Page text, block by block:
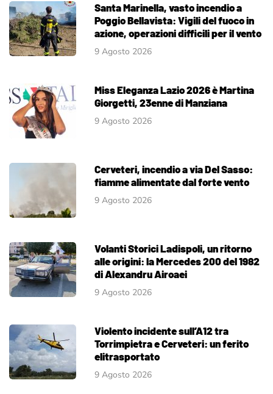
Santa Marinella, vasto incendio a
Poggio Bellavista: Vigili del fuoco in
azione, operazioni difficili per il vento
9 Agosto 2026
Miss Eleganza Lazio 2026 è Martina
Giorgetti, 23enne di Manziana
9 Agosto 2026
Cerveteri, incendio a via Del Sasso:
fiamme alimentate dal forte vento
9 Agosto 2026
Volanti Storici Ladispoli, un ritorno
alle origini: la Mercedes 200 del 1982
di Alexandru Airoaei
9 Agosto 2026
Violento incidente sull’A12 tra
Torrimpietra e Cerveteri: un ferito
elitrasportato
9 Agosto 2026